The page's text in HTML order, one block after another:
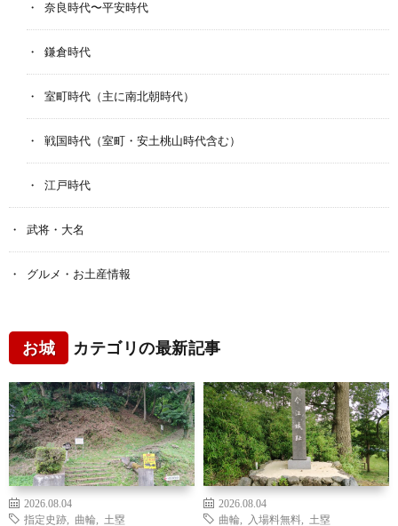
奈良時代〜平安時代
鎌倉時代
室町時代（主に南北朝時代）
戦国時代（室町・安土桃山時代含む）
江戸時代
武将・大名
グルメ・お土産情報
お城 カテゴリの最新記事
2026.08.04
指定史跡
曲輪 土塁
2026.08.04
曲輪
入場料無料 土塁